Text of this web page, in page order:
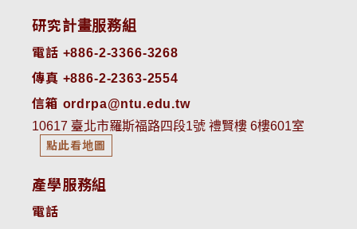
研究計畫服務組
電話 +886-2-3366-3268
傳真 +886-2-2363-2554
信箱 ordrpa@ntu.edu.tw
10617 臺北市羅斯福路四段1號 禮賢樓 6樓601室
點此看地圖
產學服務組
電話